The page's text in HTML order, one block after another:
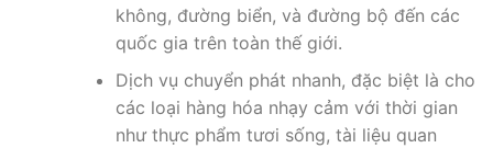
không, đường biển, và đường bộ đến các
quốc gia trên toàn thế giới.
Dịch vụ chuyển phát nhanh, đặc biệt là cho
các loại hàng hóa nhạy cảm với thời gian
như thực phẩm tươi sống, tài liệu quan